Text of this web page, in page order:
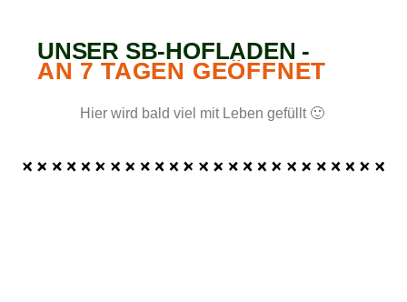
UNSER SB-HOFLADEN -
AN 7 TAGEN GEÖFFNET
Hier wird bald viel mit Leben gefüllt 🙂